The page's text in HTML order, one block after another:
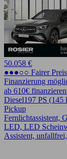
50.058 €
●●●○○ Fairer Preis
Finanzierung
ab 610€
Diesel197 PS (145
Pickup
Fernlichtassistent,
LED, LED
Assistent,